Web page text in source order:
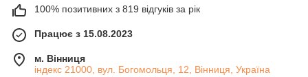
100% позитивних з 819 відгуків за рік
Працює з 15.08.2023
м. Вінниця
індекс 21000, вул. Богомольця, 12, Вінниця, Україна